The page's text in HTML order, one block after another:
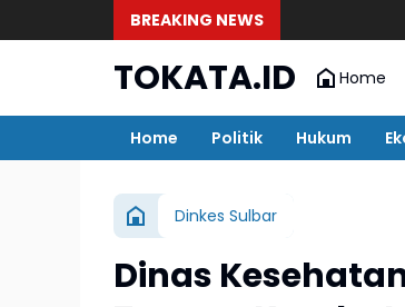
BREAKING NEWS
TOKATA.ID Home
Home Politik Hukum
Dinkes Sulbar
Dinas